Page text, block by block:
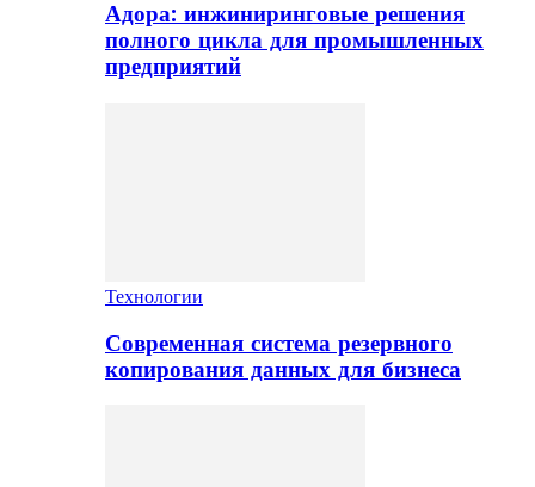
Адора: инжиниринговые решения
полного цикла для промышленных
предприятий
Технологии
Современная система резервного
копирования данных для бизнеса